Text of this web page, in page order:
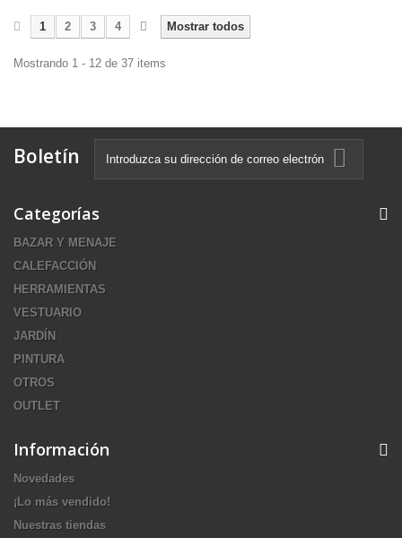
Mostrar todos
1 2 3 4
Mostrando 1 - 12 de 37 items
Boletín
Categorías
BAZAR Y MENAJE
CALEFACCIÓN
HERRAMIENTAS
VESTUARIO
JARDÍN
PINTURA
OTROS
OUTLET
Información
Novedades
¡Lo más vendido!
Nuestras tiendas